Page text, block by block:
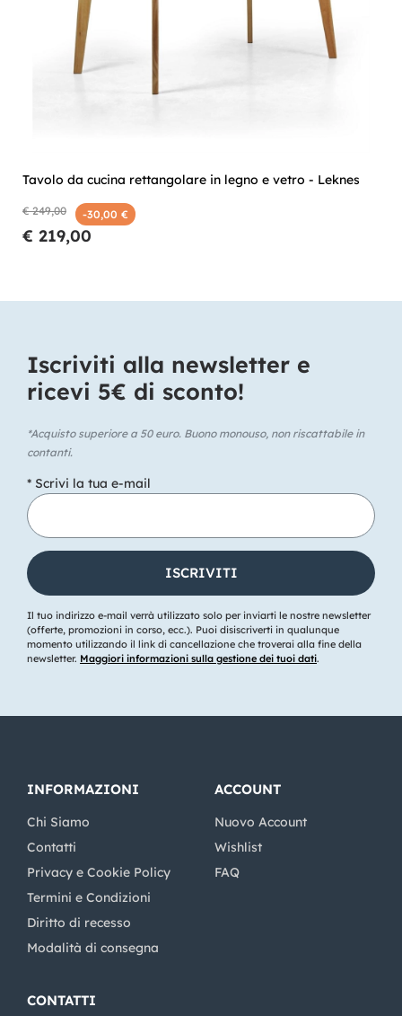
Tavolo da cucina rettangolare in legno e vetro - Leknes
€ 249,00 -30,00 €
€ 219,00
Iscriviti alla newsletter e
ricevi 5€ di sconto!​
*Acquisto superiore a 50 euro. Buono monouso, non riscattabile in
contanti.
* Scrivi la tua e-mail
Il tuo indirizzo e-mail verrà utilizzato solo per inviarti le nostre newsletter
(offerte, promozioni in corso, ecc.). Puoi disiscriverti in qualunque
momento utilizzando il link di cancellazione che troverai alla fine della
newsletter. Maggiori informazioni sulla gestione dei tuoi dati.
INFORMAZIONI
Chi Siamo
Contatti
Privacy e Cookie Policy
Termini e Condizioni
Diritto di recesso
Modalità di consegna
ACCOUNT
Nuovo Account
Wishlist
FAQ
CONTATTI